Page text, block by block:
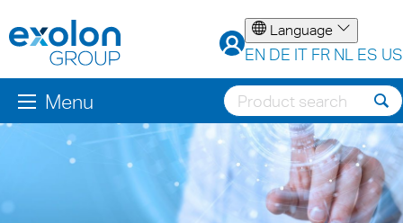
Language
EN DE IT FR NL ES US
Menu